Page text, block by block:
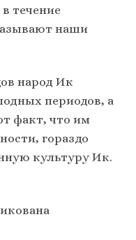
течение
наши
народ Ик
периодов, а
факт, что им
гораздо
культуру Ик.